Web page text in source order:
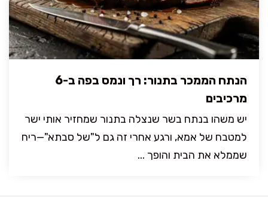
הנתח הממכר בתנור: רך ונמס בפה ב-6
מרכיבים
יש משהו בנתח בשר שנצלה בתנור שמחזיר אותי ישר
למטבח של אמא, ורגע אחרי זה גם ל"של סבתא"—ריח
שממלא את הבית והופך ...